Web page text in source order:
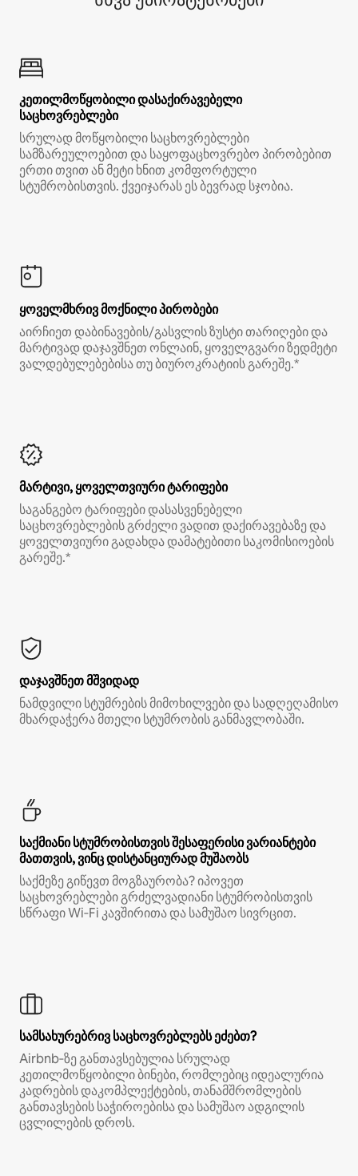
კეთილმოწყობილი დასაქირავებელი
საცხოვრებლები
სრულად მოწყობილი საცხოვრებლები
სამზარეულოებით და საყოფაცხოვრებო პირობებით
ერთი თვით ან მეტი ხნით კომფორტული
სტუმრობისთვის. ქვეიჯარას ეს ბევრად სჯობია.
ყოველმხრივ მოქნილი პირობები
აირჩიეთ დაბინავების/გასვლის ზუსტი თარიღები და
მარტივად დაჯავშნეთ ონლაინ, ყოველგვარი ზედმეტი
ვალდებულებებისა თუ ბიუროკრატიის გარეშე.*
მარტივი, ყოველთვიური ტარიფები
საგანგებო ტარიფები დასასვენებელი
საცხოვრებლების გრძელი ვადით დაქირავებაზე და
ყოველთვიური გადახდა დამატებითი საკომისიოების
გარეშე.*
დაჯავშნეთ მშვიდად
ნამდვილი სტუმრების მიმოხილვები და სადღეღამისო
მხარდაჭერა მთელი სტუმრობის განმავლობაში.
საქმიანი სტუმრობისთვის შესაფერისი ვარიანტები
მათთვის, ვინც დისტანციურად მუშაობს
საქმეზე გიწევთ მოგზაურობა? იპოვეთ
საცხოვრებლები გრძელვადიანი სტუმრობისთვის
სწრაფი Wi‑Fi კავშირითა და სამუშაო სივრცით.
სამსახურებრივ საცხოვრებლებს ეძებთ?
Airbnb‑ზე განთავსებულია სრულად
კეთილმოწყობილი ბინები, რომლებიც იდეალურია
კადრების დაკომპლექტების, თანამშრომლების
განთავსების საჭიროებისა და სამუშაო ადგილის
ცვლილების დროს.